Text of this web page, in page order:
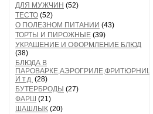
ДЛЯ МУЖЧИН (52)
ТЕСТО (52)
О ПОЛЕЗНОМ ПИТАНИИ (43)
ТОРТЫ И ПИРОЖНЫЕ (39)
УКРАШЕНИЕ И ОФОРМЛЕНИЕ БЛЮД
(38)
БЛЮДА В
ПАРОВАРКЕ,АЭРОГРИЛЕ,ФРИТЮРНИЦЕ
И т.д. (28)
БУТЕРБРОДЫ (27)
ФАРШ (21)
ШАШЛЫК (20)